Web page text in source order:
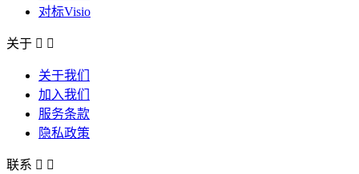
对标Visio
关于  
关于我们
加入我们
服务条款
隐私政策
联系  